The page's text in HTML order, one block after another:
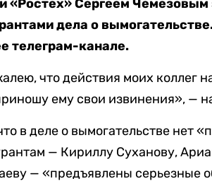
«Ростех» Сергеем Чемезовым
дела о
телеграм-канале.
что действия моих коллег
ему свои извинения», —
в деле о вымогательстве нет
— Кириллу Суханову,
— «предъявлены серьезные